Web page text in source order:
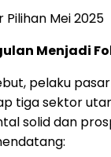
Menjadi
pelaku pasar
tigasektor
soliddan